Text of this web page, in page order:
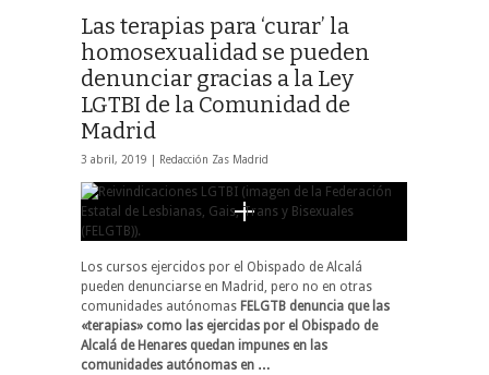
Las terapias para ‘curar’ la
homosexualidad se pueden
denunciar gracias a la Ley
LGTBI de la Comunidad de
Madrid
3 abril, 2019 | Redacción Zas Madrid
Los cursos ejercidos por el Obispado de Alcalá
pueden denunciarse en Madrid, pero no en otras
comunidades autónomas FELGTB denuncia que las
«terapias» como las ejercidas por el Obispado de
Alcalá de Henares quedan impunes en las
comunidades autónomas en …